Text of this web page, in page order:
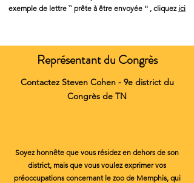
exemple de lettre `` prête à être envoyée '' , cliquez ici
Représentant du Congrès
Contactez Steven Cohen - 9e district du
Congrès de TN
Soyez honnête que vous résidez en dehors de son
district, mais que vous voulez exprimer vos
préoccupations concernant le zoo de Memphis, qui